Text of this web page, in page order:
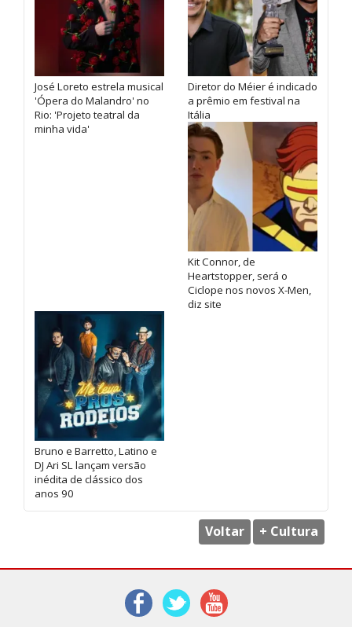
José Loreto estrela musical
'Ópera do Malandro' no
Rio: 'Projeto teatral da
minha vida'
Diretor do Méier é indicado
a prêmio em festival na
Itália
Kit Connor, de
Heartstopper, será o
Ciclope nos novos X-Men,
diz site
Bruno e Barretto, Latino e
DJ Ari SL lançam versão
inédita de clássico dos
anos 90
Voltar + Cultura